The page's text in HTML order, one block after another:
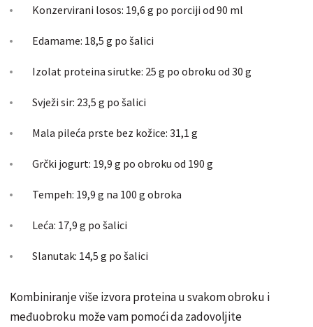
Konzervirani losos: 19,6 g po porciji od 90 ml
Edamame: 18,5 g po šalici
Izolat proteina sirutke: 25 g po obroku od 30 g
Svježi sir: 23,5 g po šalici
Mala pileća prste bez kožice: 31,1 g
Grčki jogurt: 19,9 g po obroku od 190 g
Tempeh: 19,9 g na 100 g obroka
Leća: 17,9 g po šalici
Slanutak: 14,5 g po šalici
Kombiniranje više izvora proteina u svakom obroku i
međuobroku može vam pomoći da zadovoljite